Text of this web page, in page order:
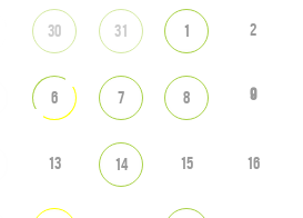
30 31 1 2
6 7 8 9
13 14 15 16